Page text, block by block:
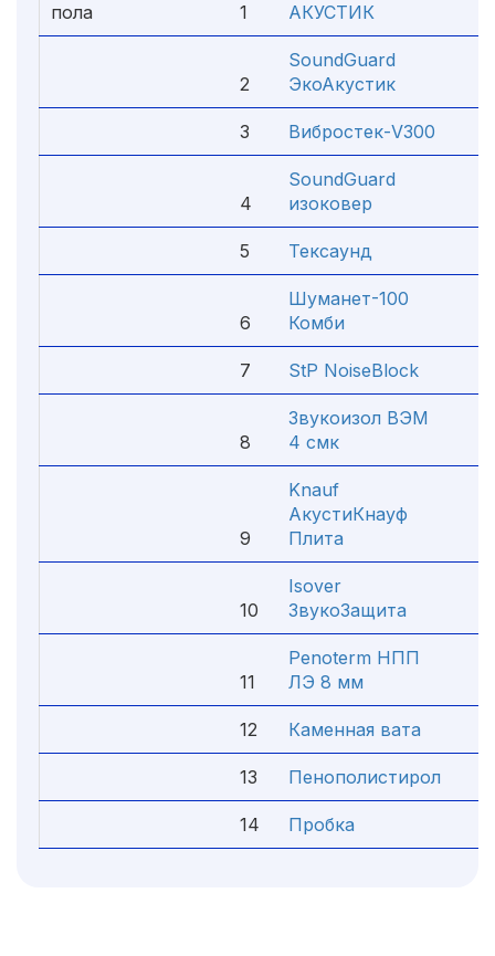
пола
1
АКУСТИК
2
SoundGuard
ЭкоАкустик
3 Вибростек-V300
4
SoundGuard
изоковер
5 Тексаунд
6
Шуманет-100
Комби
7 StP NoiseBlock
8
Звукоизол ВЭМ
4 смк
9
Knauf
АкустиКнауф
Плита
10
Isover
ЗвукоЗащита
11
Penoterm НПП
ЛЭ 8 мм
12 Каменная вата
13 Пенополистирол
14 Пробка